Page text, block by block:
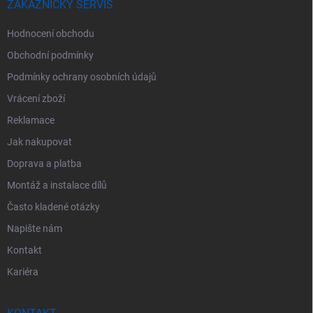
ZÁKAZNICKÝ SERVIS
Hodnocení obchodu
Obchodní podmínky
Podmínky ochrany osobních údajů
Vrácení zboží
Reklamace
Jak nakupovat
Doprava a platba
Montáž a instalace dílů
Často kladené otázky
Napište nám
Kontakt
Kariéra